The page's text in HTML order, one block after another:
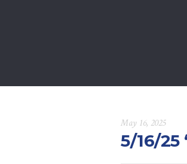
May 16, 2025
5/16/25